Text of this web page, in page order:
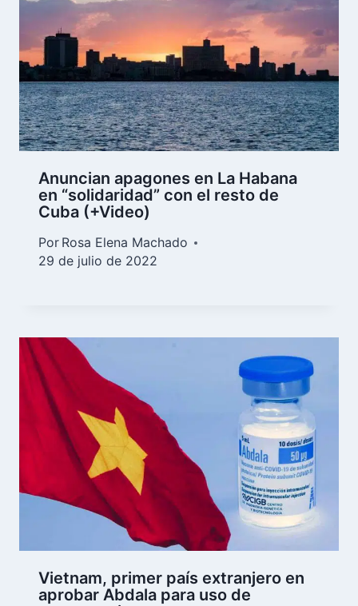
Anuncian apagones en La Habana
en “solidaridad” con el resto de
Cuba (+Video)
Por Rosa Elena Machado
29 de julio de 2022
Vietnam, primer país extranjero en
aprobar Abdala para uso de